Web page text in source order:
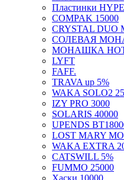
Пластинки
COMPAK 15000
CRYSTAL DUO
СОЛЕВАЯ
МОНАШКА
LYFT
FAFF.
TRAVA up 5%
WAKA SOLO2
IZY PRO 3000
SOLARIS 40000
UPENDS
LOST MARY MO
WAKA EXTRA
CATSWILL 5%
FUMMO 25000
Хаски 10000